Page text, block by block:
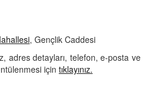
, Gençlik Caddesi
adres detayları, telefon, e-posta ve
için tıklayınız.